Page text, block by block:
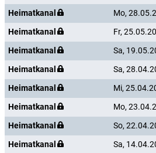
Heimatkanal
Mo,
Heimatkanal
Fr,
Heimatkanal
Sa,
Heimatkanal
Sa,
Heimatkanal
Mi,
Heimatkanal
Mo,
Heimatkanal
So,
Heimatkanal
Sa,